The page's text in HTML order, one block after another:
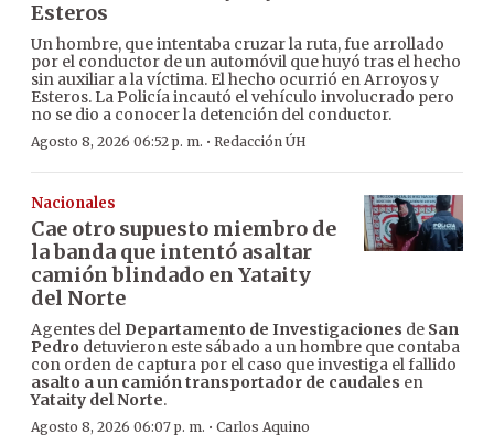
Esteros
Un hombre, que intentaba cruzar la ruta, fue arrollado
por el conductor de un automóvil que huyó tras el hecho
sin auxiliar a la víctima. El hecho ocurrió en Arroyos y
Esteros. La Policía incautó el vehículo involucrado pero
no se dio a conocer la detención del conductor.
Agosto 8, 2026 06:52 p. m. · Redacción ÚH
Nacionales
Cae otro supuesto miembro de
la banda que intentó asaltar
camión blindado en Yataity
del Norte
Agentes del Departamento de Investigaciones de San
Pedro detuvieron este sábado a un hombre que contaba
con orden de captura por el caso que investiga el fallido
asalto a un camión transportador de caudales en
Yataity del Norte.
Agosto 8, 2026 06:07 p. m. · Carlos Aquino